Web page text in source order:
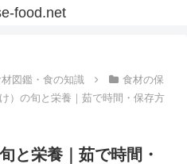
food.net
図鑑・食の知識
食材の保
）の旬と栄養｜茹で時間・保存方
と栄養｜茹で時間・